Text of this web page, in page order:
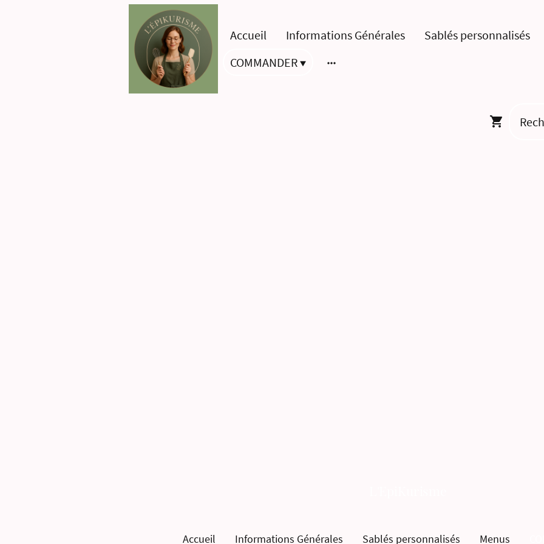
Accueil Informations Générales Sablés personnalisés
COMMANDER
Accueil Informations Générales Sablés personnalisés Menus